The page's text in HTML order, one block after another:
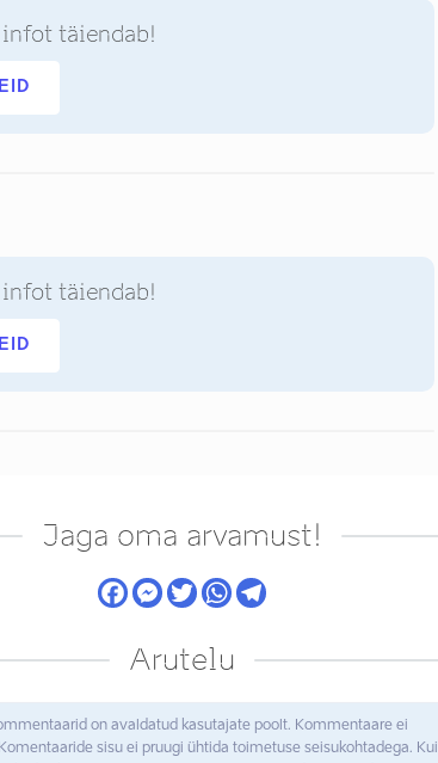
infot täiendab!
infot täiendab!
Jaga oma arvamust!
Arutelu
on avaldatud kasutajate poolt. Kommentaare ei
sisu ei pruugi ühtida toimetuse seisukohtadega. Kui